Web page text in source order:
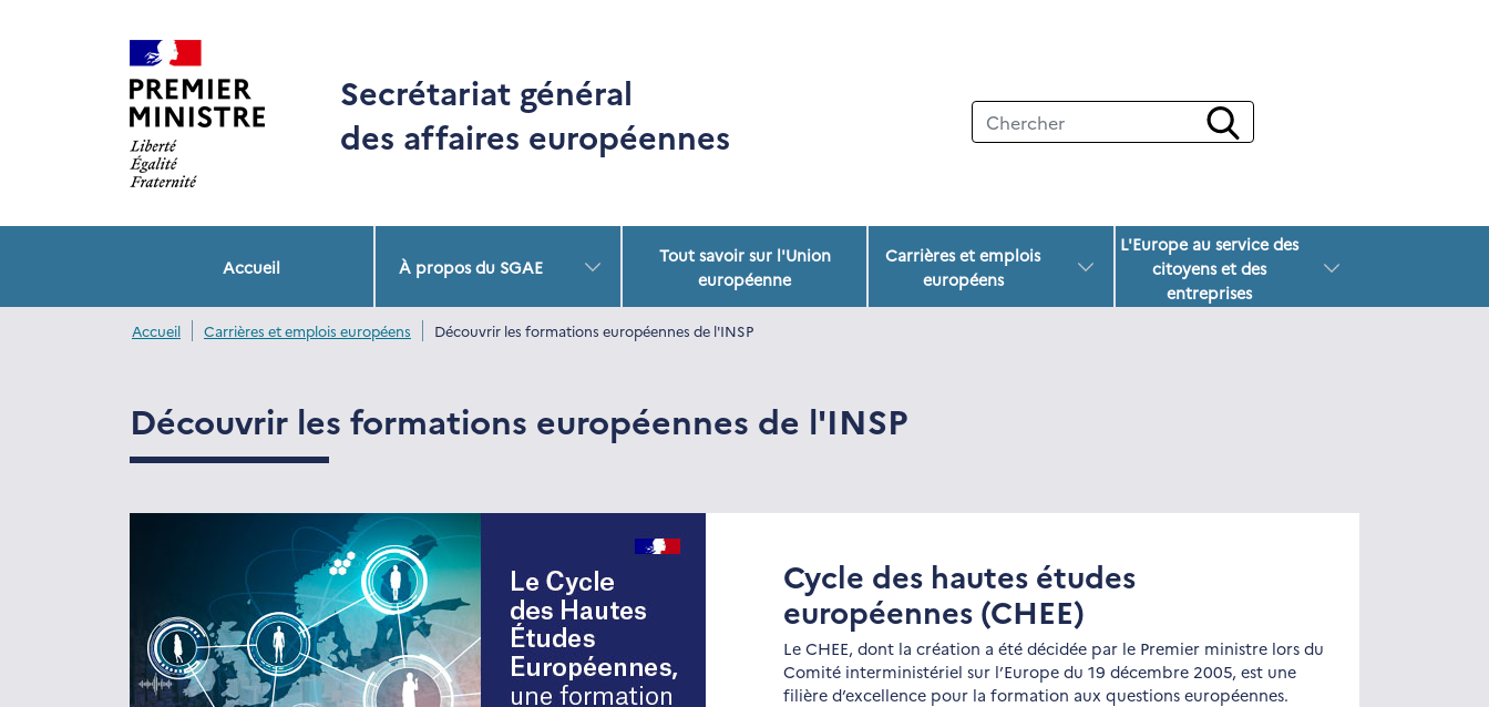
Secrétariat général
des affaires européennes
Accueil
À propos du SGAE
Tout savoir sur l'Union
européenne
Carrières et emplois
européens
L'Europe au service des
citoyens et des
entreprises
Accueil Carrières et emplois européens Découvrir les formations européennes de l'INSP
Découvrir les formations européennes de l'INSP
Cycle des hautes études
européennes (CHEE)
Le CHEE, dont la création a été décidée par le Premier ministre lors du
Comité interministériel sur l’Europe du 19 décembre 2005, est une
filière d’excellence pour la formation aux questions européennes.